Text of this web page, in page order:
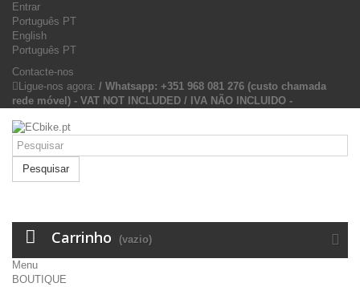
Entrar
Português PT
English
Português PT
Contacte-nos
Ligue-nos agora: / Whatsapp: +351 968 081 276 (custo chamada
rede móvel) - VAT NOT INCLUDED / IVA NÃO INCLUIDO -
Pesquisar
Carrinho (vazio)
Menu
BOUTIQUE